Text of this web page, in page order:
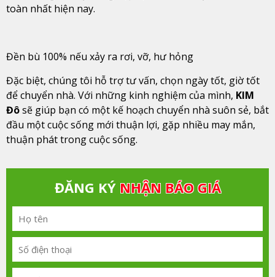
toàn nhất hiện nay.
Đền bù 100% nếu xảy ra rơi, vỡ, hư hỏng
Đặc biệt, chúng tôi hỗ trợ tư vấn, chọn ngày tốt, giờ tốt
để chuyển nhà. Với những kinh nghiệm của mình, KIM
Đôsẽ giúp bạn có một kế hoạch chuyển nhà suôn sẻ, bắt
đầu một cuộc sống mới thuận lợi, gặp nhiều may mắn,
thuận phát trong cuộc sống.
ĐĂNG KÝ NHẬN BÁO GIÁ